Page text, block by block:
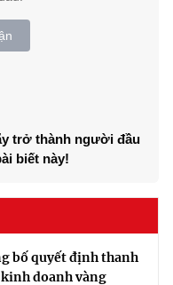
trở thành người đầu
biết này!
bố quyết định thanh
doanh vàng